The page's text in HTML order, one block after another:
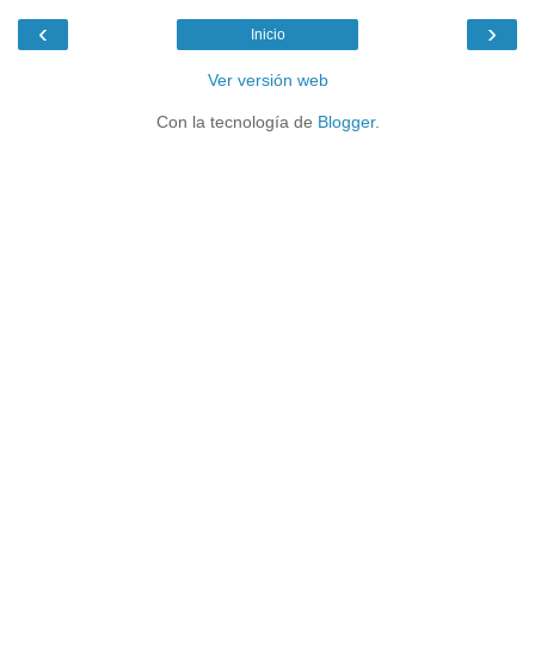
‹ ›
Inicio
Ver versión web
Con la tecnología de Blogger.